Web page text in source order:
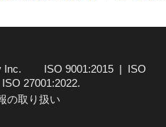
Inc. ISO 9001:2015 | ISO
27001:2022.
の取り扱い